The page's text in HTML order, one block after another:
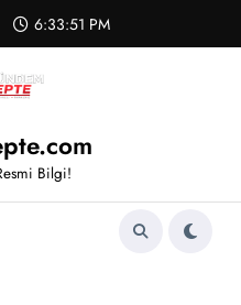
6:33:51 PM
Bilgi!